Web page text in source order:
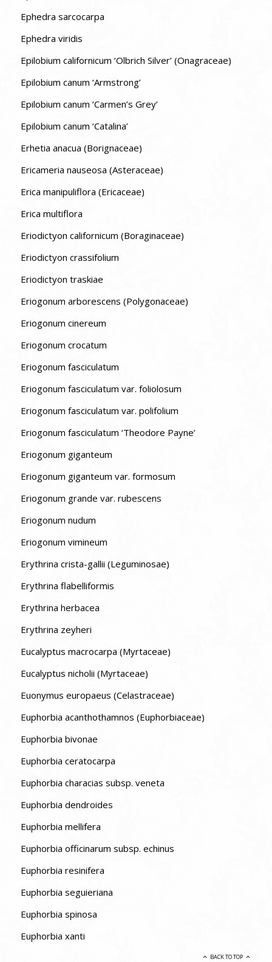
Ephedra sarcocarpa
Ephedra viridis
Epilobium californicum ‘Olbrich Silver’ (Onagraceae)
Epilobium canum ‘Armstrong’
Epilobium canum ‘Carmen’s Grey’
Epilobium canum ‘Catalina’
Erhetia anacua (Borignaceae)
Ericameria nauseosa (Asteraceae)
Erica manipuliflora (Ericaceae)
Erica multiflora
Eriodictyon californicum (Boraginaceae)
Eriodictyon crassifolium
Eriodictyon traskiae
Eriogonum arborescens (Polygonaceae)
Eriogonum cinereum
Eriogonum crocatum
Eriogonum fasciculatum
Eriogonum fasciculatum var. foliolosum
Eriogonum fasciculatum var. polifolium
Eriogonum fasciculatum ‘Theodore Payne’
Eriogonum giganteum
Eriogonum giganteum var. formosum
Eriogonum grande var. rubescens
Eriogonum nudum
Eriogonum vimineum
Erythrina crista-gallii (Leguminosae)
Erythrina flabelliformis
Erythrina herbacea
Erythrina zeyheri
Eucalyptus macrocarpa (Myrtaceae)
Eucalyptus nicholii (Myrtaceae)
Euonymus europaeus (Celastraceae)
Euphorbia acanthothamnos (Euphorbiaceae)
Euphorbia bivonae
Euphorbia ceratocarpa
Euphorbia characias subsp. veneta
Euphorbia dendroides
Euphorbia mellifera
Euphorbia officinarum subsp. echinus
Euphorbia resinifera
Euphorbia seguieriana
Euphorbia spinosa
Euphorbia xanti
BACK TO TOP